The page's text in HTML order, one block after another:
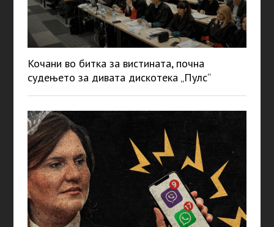
Кочани во битка за вистината, почна
судењето за дивата дискотека „Пулс“